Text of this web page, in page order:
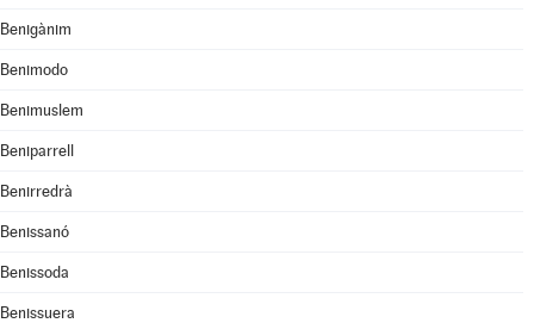
Benigànim
Benimodo
Benimuslem
Beniparrell
Benirredrà
Benissanó
Benissoda
Benissuera